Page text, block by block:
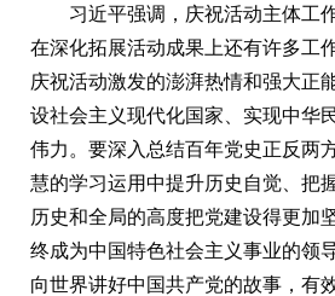
习近平强调，庆祝活动主体工
在深化拓展活动成果上还有许多工
庆祝活动激发的澎湃热情和强大正
设社会主义现代化国家、实现中华
伟力。要深入总结百年党史正反两
慧的学习运用中提升历史自觉、把
历史和全局的高度把党建设得更加
终成为中国特色社会主义事业的领
向世界讲好中国共产党的故事，有